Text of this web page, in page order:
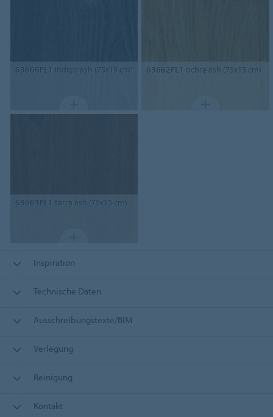
63666FL1 indigo ash (75x15 cm) 63662FL1 ochre ash (75x15 cm)
63663FL1 terra ash (75x15 cm)
Inspiration
Technische Daten
Ausschreibungstexte/BIM
Verlegung
Reinigung
Kontakt